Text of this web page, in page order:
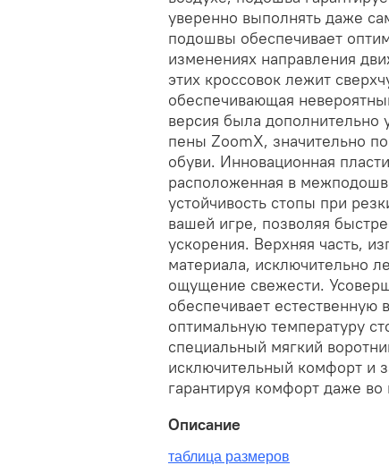
уверенно выполнять даже
подошвы обеспечивает
изменениях направления
этих кроссовок лежит
обеспечивающая
версия была дополнительно
пены ZoomX, значительно
обуви. Инновационная
расположенная в
устойчивость стопы при
вашей игре, позволяя
ускорения. Верхняя часть,
материала, исключительно
ощущение свежести.
обеспечивает
оптимальную температуру
специальный мягкий
исключительный комфорт и
гарантируя комфорт даже
Описание
таблица размеров